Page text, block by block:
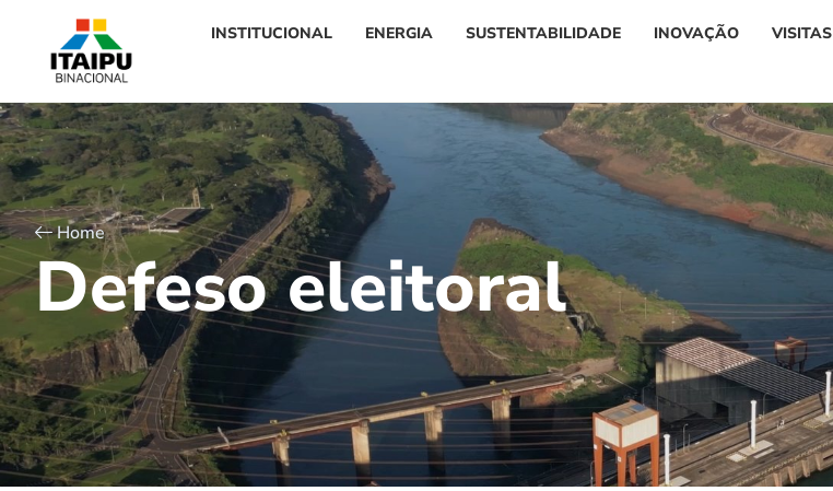
INSTITUCIONAL ENERGIA SUSTENTABILIDADE INOVAÇÃO VISITAS
Home
Defeso eleitoral